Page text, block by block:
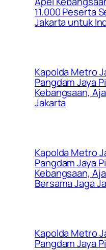
11.000 Peserta
Jakarta untuk
Kapolda Metro
Pangdam Jaya
Kebangsaan,
Jakarta
Kapolda Metro
Pangdam Jaya
Kebangsaan,
Bersama Jaga
Kapolda Metro
Pangdam Jaya